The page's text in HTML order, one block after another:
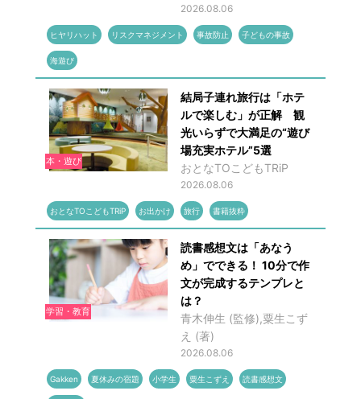
2026.08.06
ヒヤリハット リスクマネジメント 事故防止 子どもの事故
海遊び
本・遊び
結局子連れ旅行は「ホテ
ルで楽しむ」が正解 観
光いらずで大満足の“遊び
場充実ホテル”5選
おとなTOこどもTRiP
2026.08.06
おとなTOこどもTRiP お出かけ 旅行 書籍抜粋
学習・教育
読書感想文は「あなう
め」でできる！ 10分で作
文が完成するテンプレと
は？
青木伸生 (監修),粟生こず
え (著)
2026.08.06
Gakken 夏休みの宿題 小学生 粟生こずえ 読書感想文